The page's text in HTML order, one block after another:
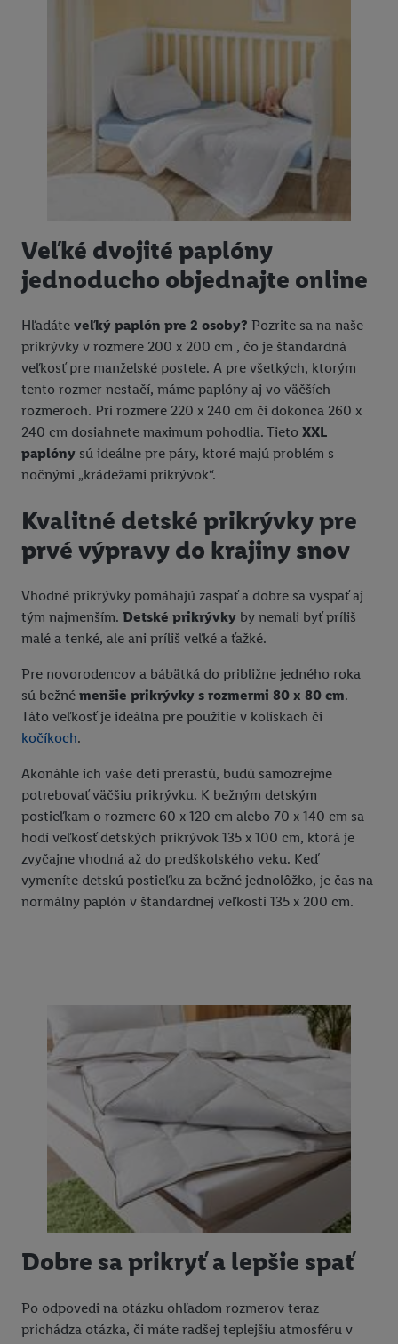
Veľké dvojité paplóny
jednoducho objednajte online
Hľadáte veľký paplón pre 2 osoby? Pozrite sa na naše
prikrývky v rozmere 200 x 200 cm , čo je štandardná
veľkosť pre manželské postele. A pre všetkých, ktorým
tento rozmer nestačí, máme paplóny aj vo väčších
rozmeroch. Pri rozmere 220 x 240 cm či dokonca 260 x
240 cm dosiahnete maximum pohodlia. Tieto XXL
paplóny sú ideálne pre páry, ktoré majú problém s
nočnými „krádežami prikrývok“.
Kvalitné detské prikrývky pre
prvé výpravy do krajiny snov
Vhodné prikrývky pomáhajú zaspať a dobre sa vyspať aj
tým najmenším. Detské prikrývky by nemali byť príliš
malé a tenké, ale ani príliš veľké a ťažké.
Pre novorodencov a bábätká do približne jedného roka
sú bežné menšie prikrývky s rozmermi 80 x 80 cm.
Táto veľkosť je ideálna pre použitie v kolískach či
kočíkoch.
Akonáhle ich vaše deti prerastú, budú samozrejme
potrebovať väčšiu prikrývku. K bežným detským
postieľkam o rozmere 60 x 120 cm alebo 70 x 140 cm sa
hodí veľkosť detských prikrývok 135 x 100 cm, ktorá je
zvyčajne vhodná až do predškolského veku. Keď
vymeníte detskú postieľku za bežné jednolôžko, je čas na
normálny paplón v štandardnej veľkosti 135 x 200 cm.
Dobre sa prikryť a lepšie spať
Po odpovedi na otázku ohľadom rozmerov teraz
prichádza otázka, či máte radšej teplejšiu atmosféru v